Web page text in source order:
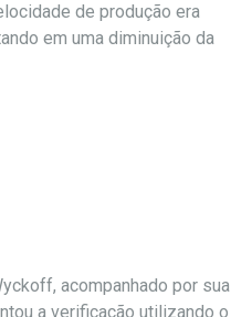
de produção era
em uma diminuição da
acompanhado por sua
a verificação utilizando o